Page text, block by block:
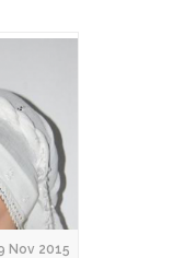
Nov 2015